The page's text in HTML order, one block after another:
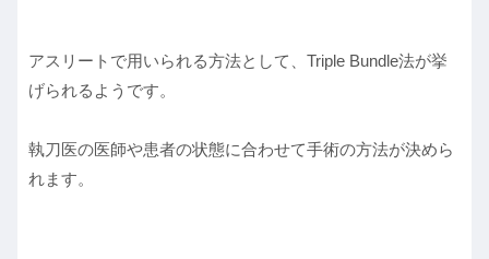
アスリートで用いられる方法として、Triple Bundle法が挙
げられるようです。
執刀医の医師や患者の状態に合わせて手術の方法が決めら
れます。